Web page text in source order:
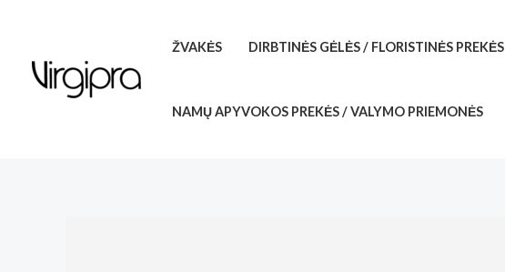
turinio
ŽVAKĖS DIRBTINĖS GĖLĖS / FLORISTINĖS PREKĖS
NAMŲ APYVOKOS PREKĖS / VALYMO PRIEMONĖS